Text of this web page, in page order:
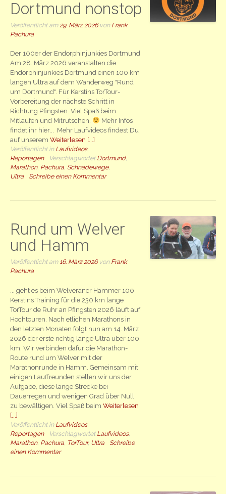
Dortmund nonstop
Veröffentlicht am 29. März 2026von Frank
Pachura
Der 100er der Endorphinjunkies Dortmund
Am 28. März 2026 veranstalten die
Endorphinjunkies Dortmund einen 100 km
langen Ultra auf dem Wanderweg "Rund
um Dortmund". Für Kerstins TorTour-
Vorbereitung der nächste Schritt in
Richtung Pfingsten. Viel Spaß beim
Mitlaufen und Mitrutschen.
Mehr Infos
findet ihr hier... Mehr Laufvideos findest Du
auf unseremWeiterlesen [...]
Veröffentlicht in Laufvideos,
Reportagen
Verschlagwortet Dortmund,
Marathon, Pachura, Schnadewege,
Ultra
Schreibe einen Kommentar
Rund um Welver
und Hamm
Veröffentlicht am 16. März 2026von Frank
Pachura
... geht es beim Welveraner Hammer 100
Kerstins Training für die 230 km lange
TorTour de Ruhr an Pfingsten 2026 läuft auf
Hochtouren. Nach etlichen Marathons in
den letzten Monaten folgt nun am 14. März
2026 der erste richtig lange Ultra über 100
km. Wir verbinden dafür die Marathon-
Route rund um Welver mit der
Marathonrunde in Hamm. Gemeinsam mit
einigen Lauffreunden stellen wir uns der
Aufgabe, diese lange Strecke bei
Dauerregen und wenigen Grad über Null
zu bewältigen. Viel Spaß beimWeiterlesen
[...]
Veröffentlicht in Laufvideos,
Reportagen
Verschlagwortet Laufvideos,
Marathon, Pachura TorTour, Ultra
Schreibe
einen Kommentar